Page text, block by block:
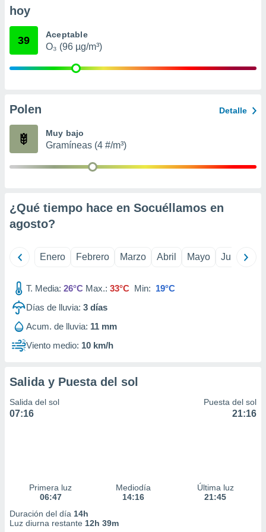
su
datos
momento
en
un
o acceder
utilizar
crear un
contenido
medir el
de la
de
de
uso de
hoy
39 Aceptable
O₃ (96 µg/m³)
Polen Detalle
Muy bajo
Gramíneas (4 #/m³)
¿Qué tiempo hace en Socuéllamos en
agosto?
Enero Febrero Marzo Abril Mayo Junio
T. Media: 26°C Max.: 33°C Min: 19°C
Días de lluvia: 3 días
Acum. de lluvia: 11 mm
Viento medio: 10 km/h
Salida y Puesta del sol
Salida del sol
07:16
Puesta del sol
21:16
Primera luz
06:47
Mediodía
14:16
Última luz
21:45
Duración del día 14h
Luz diurna restante 12h 39m